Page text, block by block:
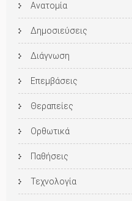
Ανατομία
Δημοσιεύσεις
Διάγνωση
Επεμβάσεις
Θεραπείες
Ορθωτικά
Παθήσεις
Τεχνολογία